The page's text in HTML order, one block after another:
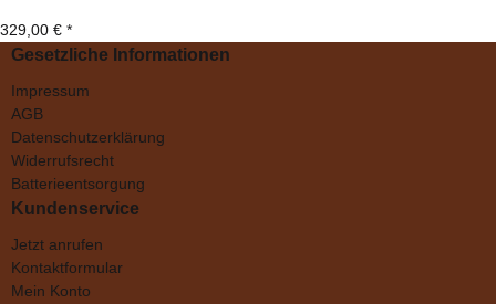
329,00 € *
Gesetzliche Informationen
Impressum
AGB
Datenschutzerklärung
Widerrufsrecht
Batterieentsorgung
Kundenservice
Jetzt anrufen
Kontaktformular
Mein Konto